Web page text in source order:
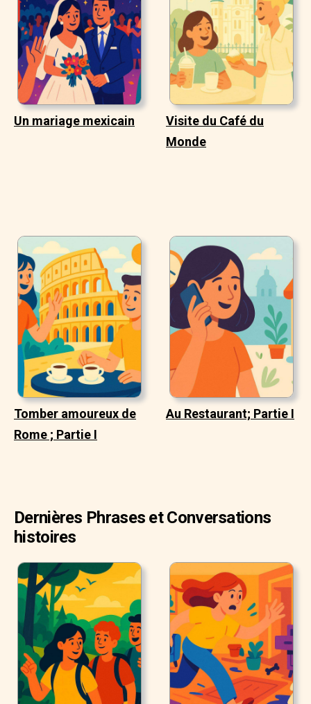
Un mariage mexicain
Visite du Café du
Monde
Tomber amoureux de
Rome ; Partie I
Au Restaurant; Partie I
Dernières Phrases et Conversations
histoires